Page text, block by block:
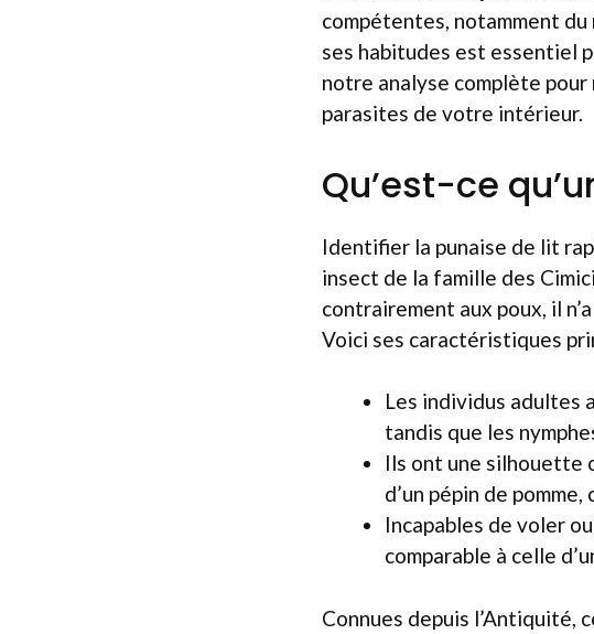
compétentes, notamment
ses habitudes est essentiel
notre analyse complète
parasites de votre intérieur.
Qu’est-ce
Identifier la punaise de lit
insect de la famille des
contrairement aux poux, il
Voici ses caractéristiques
Les individus adultes
tandis que les
Ils ont une silhouette
d’un pépin de
Incapables de voler
comparable à celle
Connues depuis l’Antiquité,